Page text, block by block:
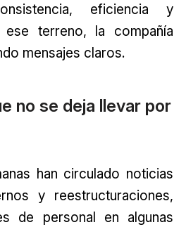
eficiencia y
ese terreno, la compañía
mensajes claros.
no se deja llevar por
han circulado noticias
y reestructuraciones,
de personal en algunas